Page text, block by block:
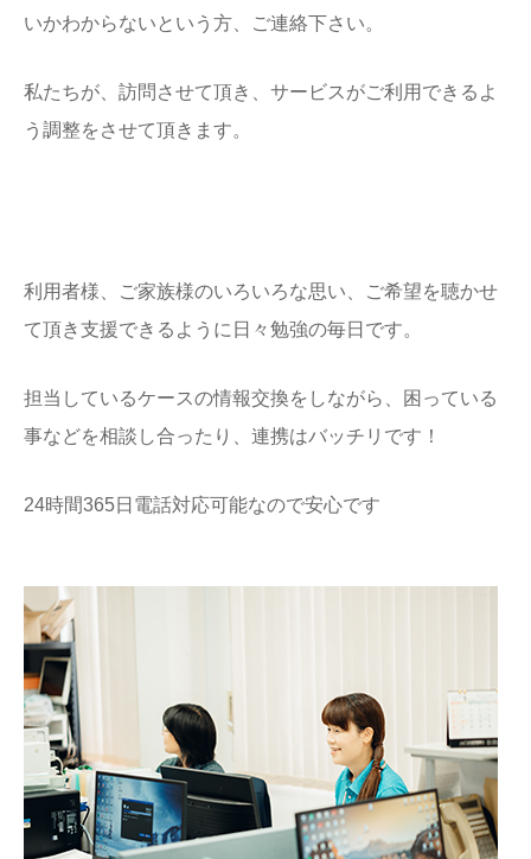
いかわからないという方、ご連絡下さい。
私たちが、訪問させて頂き、サービスがご利用できるよ
う調整をさせて頂きます。
利用者様、ご家族様のいろいろな思い、ご希望を聴かせ
て頂き支援できるように日々勉強の毎日です。
担当しているケースの情報交換をしながら、困っている
事などを相談し合ったり、連携はバッチリです！
24時間365日電話対応可能なので安心です